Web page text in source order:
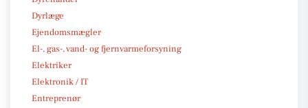
Dyrlæge
Ejendomsmægler
El-, gas-, vand- og fjernvarmeforsyning
Elektriker
Elektronik / IT
Entreprenør